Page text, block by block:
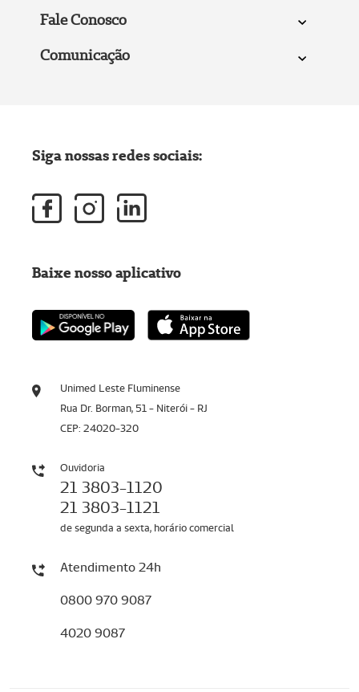
Fale Conosco
Comunicação
Unimed Leste Fluminense
Rua Dr. Borman, 51 - Niterói - RJ
CEP: 24020-320
Ouvidoria
21 3803-1120
21 3803-1121
de segunda a sexta, horário comercial
Atendimento 24h
0800 970 9087
4020 9087
Siga nossas redes sociais:
Baixe nosso aplicativo